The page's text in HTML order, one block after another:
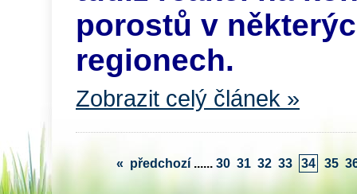
porostů v
regionech.
Zobrazit celý článek »
« předchozí ...... 30 31 32 33 34 35